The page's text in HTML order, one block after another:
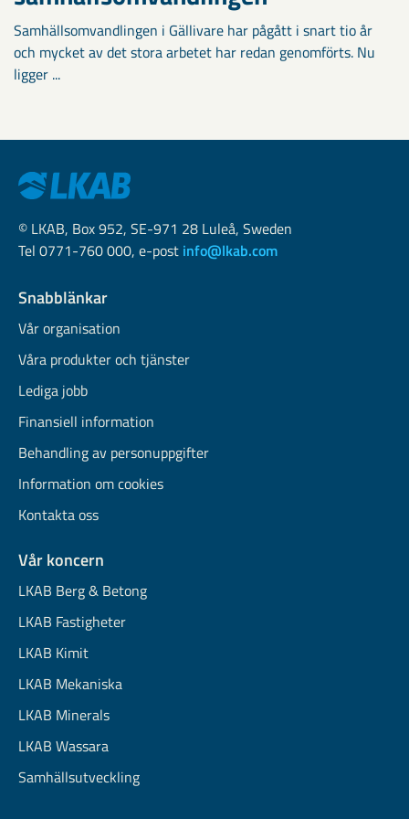
Samhällsomvandlingen i Gällivare har pågått i snart tio år
och mycket av det stora arbetet har redan genomförts. Nu
ligger ...
© LKAB, Box 952, SE-971 28 Luleå, Sweden
Tel 0771-760 000, e-post info@lkab.com
Snabblänkar
Vår organisation
Våra produkter och tjänster
Lediga jobb
Finansiell information
Behandling av personuppgifter
Information om cookies
Kontakta oss
Vår koncern
LKAB Berg & Betong
LKAB Fastigheter
LKAB Kimit
LKAB Mekaniska
LKAB Minerals
LKAB Wassara
Samhällsutveckling